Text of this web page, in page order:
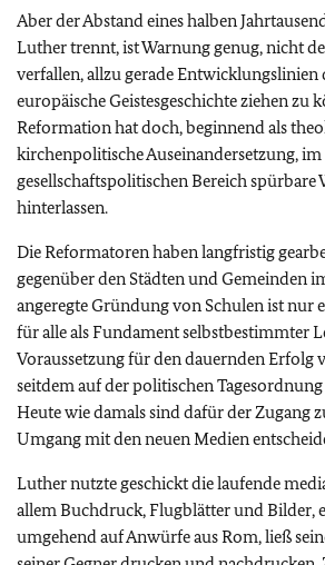
Aber der Abstand eines halben
Luther trennt, ist Warnung genug, nicht
verfallen, allzu gerade Entwicklungslinien
europäische Geistesgeschichte ziehen zu
Reformation hat doch, beginnend als
kirchenpolitische Auseinandersetzung, im
gesellschaftspolitischen Bereich spürbare
hinterlassen.
Die Reformatoren haben langfristig
gegenüber den Städten und Gemeinden
angeregte Gründung von Schulen ist nur
für alle als Fundament selbstbestimmter
Voraussetzung für den dauernden Erfolg
seitdem auf der politischen
Heute wie damals sind dafür der Zugang
Umgang mit den neuen Medien
Luther nutzte geschickt die laufende
allem Buchdruck, Flugblätter und Bilder,
umgehend auf Anwürfe aus Rom, ließ